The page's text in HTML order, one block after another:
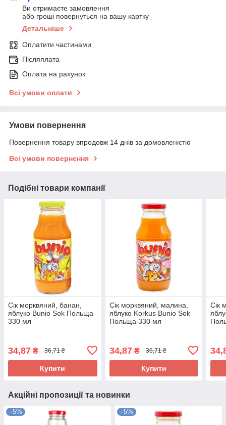
Ви отримаєте замовлення
або гроші повернуться на вашу картку
Детальніше
Оплатити частинами
Післяплата
Оплата на рахунок
Всі умови оплати
Умови повернення
Повернення товару впродовж 14 днів за домовленістю
Всі умови повернення
Подібні товари компанії
Сік морквяний, банан,
яблуко Bunio Sok Польща
330 мл
34,87 ₴ 36,71 ₴
Купити
Сік морквяний, малина,
яблуко Korkus Bunio Sok
Польща 330 мл
34,87₴ 36,71 ₴
Купити
Сік
Акційні пропозиції та новинки
–5% –5%